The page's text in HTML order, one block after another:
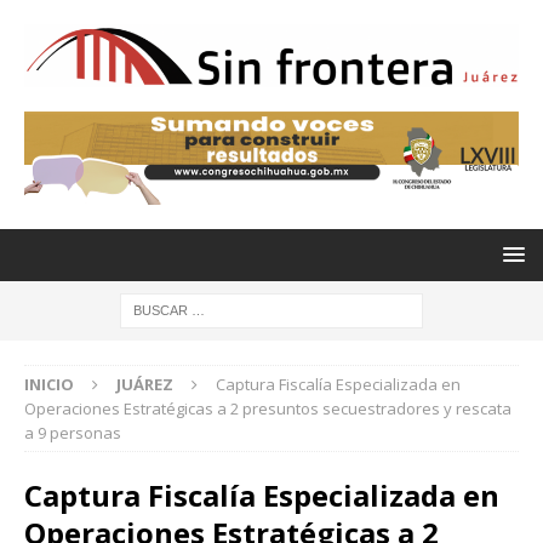
INICIO JUÁREZ
Captura Fiscalía Especializada en
Operaciones Estratégicas a 2 presuntos secuestradores y rescata
a 9 personas
Captura Fiscalía Especializada en
Operaciones Estratégicas a 2